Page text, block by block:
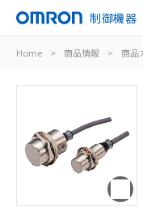
制御機器
Home > 商品情報 > 商品